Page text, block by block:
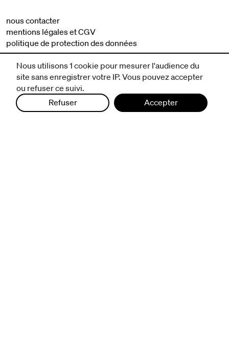
nous contacter
mentions légales et CGV
politique de protection des données
Nous utilisons 1 cookie pour mesurer l'audience du
site sans enregistrer votre IP. Vous pouvez accepter
ou refuser ce suivi.
Refuser
Accepter